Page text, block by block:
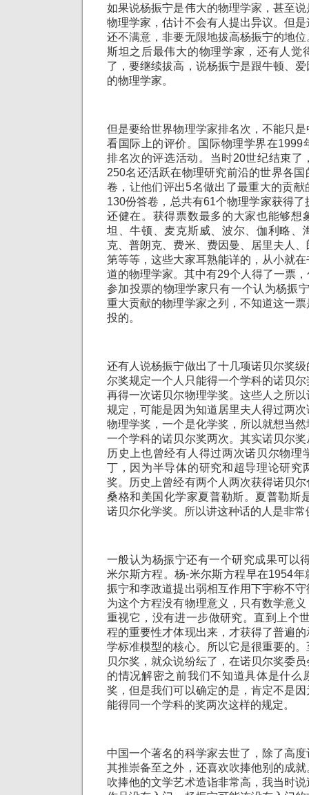
如果说杨振宁是伟大的物理学家，甚至
物理学家，估计不会有人提出异议。但
还不满意，非要无限地拔高杨振宁的地
斯坦之后最伟大的物理学家，还有人觉
了，要继续拔高，说杨振宁是跟牛顿、
的物理学家。
但是要给世界物理学家排名次，不能只
看国际上的评价。国际物理学界在1999
排名次的评选活动。当时20世纪结束了
250名还活跃在物理研究前沿的世界各
卷，让他们评出5名做出了最重大的贡
130份答卷，总共有61个物理学家获得
还健在。获得票数最多的大家也能够想
坦、牛顿、麦克斯威、波尔、伽利略、
克、普朗克、费米、费因曼、居里夫人
第等等，这些大家耳熟能详的，从小就
道的物理学家。其中有29个人得了一票
参加投票的物理学家只有一个认为杨振
重大贡献的物理学家之列，不知道这一
投的。
还有人说杨振宁做出了十几项诺贝尔奖
尔奖规定一个人只能得一个学科的诺贝
再得一次诺贝尔物理学奖。这些人之所
规定，可能是因为知道居里夫人得过两
物理学奖，一个是化学奖，所以就想当
一个学科的诺贝尔奖两次。其实诺贝尔
历史上也曾经有人得过两次诺贝尔物理
丁，因为半导体的研究和超导理论研究
奖。历史上曾经有两个人两次获得诺贝
桑格和美国化学家夏普勒斯。夏普勒斯
诺贝尔化学奖。所以讲这种话的人是非常
一般认为杨振宁还有一个研究成果可以
米尔斯方程。杨-米尔斯方程早在1954
振宁和李政道提出弱相互作用下宇称不
为这个方程没有物理意义，只有数学意
重视它，没有进一步做研究。直到上个
程的重要性才体现出来，才获得了普遍
学标准模型的核心。所以它是很重要的
贝尔奖，就众说纷纭了，在诺贝尔奖委
的情况解密之前我们不知道具体是什么
奖，但是我们可以确定的是，肯定不是
能得同一个学科的奖两次这样的规定。
中国一个著名的科学家去世了，除了高
其推崇备至之外，还喜欢吹捧他别的成
吹捧他的文学艺术造诣非常高，我当时